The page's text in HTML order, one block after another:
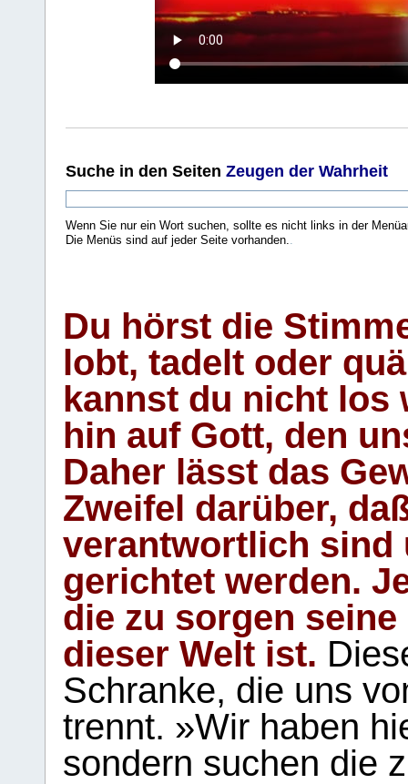
Suche in den Seiten Zeugen der Wahrheit
Wenn Sie nur ein Wort suchen, sollte es nicht links in der
Die Menüs sind auf jeder Seite vorhanden..
Du hörst die
lobt, tadelt oder
kannst du nicht los
hin auf Gott, den
Daher lässt das
Zweifel darüber,
verantwortlich sind
gerichtet werden.
die zu sorgen
dieser Welt ist.
Schranke, die uns
trennt. »Wir haben
sondern suchen die